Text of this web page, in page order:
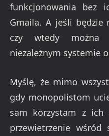
funkcjonowania bez
Gmaila. A jeśli będzie
czy wtedy można
niezależnym systemie
Myślę, że mimo
gdy monopolistom
sam korzystam z ich
przewietrzenie wśród